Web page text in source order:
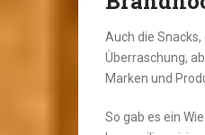
Auch die Snacks,
Überraschung,
Marken und
So gab es ein